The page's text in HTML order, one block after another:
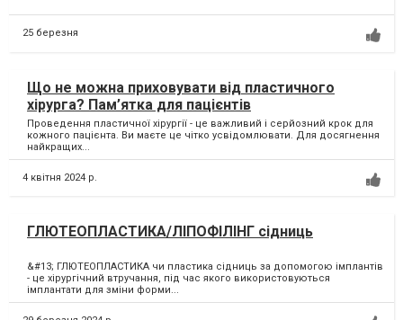
25 березня
Що не можна приховувати від пластичного
хірурга? Пам’ятка для пацієнтів
Проведення пластичної хірургії - це важливий і серйозний крок для
кожного пацієнта. Ви маєте це чітко усвідомлювати. Для досягнення
найкращих...
4 квітня 2024 р.
ГЛЮТЕОПЛАСТИКА/ЛІПОФІЛІНГ сідниць
&#13; ГЛЮТЕОПЛАСТИКА чи пластика сідниць за допомогою імплантів
- це хірургічний втручання, під час якого використовуються
імплантати для зміни форми...